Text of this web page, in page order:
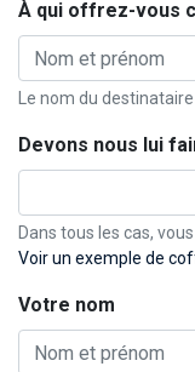
À qui offrez-vous
Le nom du
Devons nous lui
Dans tous les cas,
Voir un exemple de
Votre nom